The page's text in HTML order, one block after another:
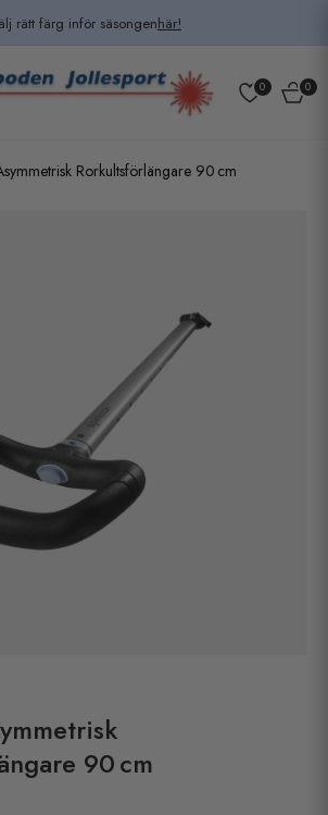
rätt färg inför säsongenhär!
0 0
Rorkultsförlängare 90 cm
90 cm